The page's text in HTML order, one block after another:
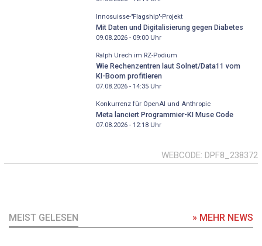
Innosuisse-"Flagship"-Projekt
Mit Daten und Digitalisierung gegen Diabetes
09.08.2026 - 09:00Uhr
Ralph Urech im RZ-Podium
Wie Rechenzentren laut Solnet/Data11 vom
KI-Boom profitieren
07.08.2026 - 14:35Uhr
Konkurrenz für OpenAI und Anthropic
Meta lanciert Programmier-KI Muse Code
07.08.2026 - 12:18Uhr
WEBCODE DPF8_238372
MEIST GELESEN » MEHR NEWS